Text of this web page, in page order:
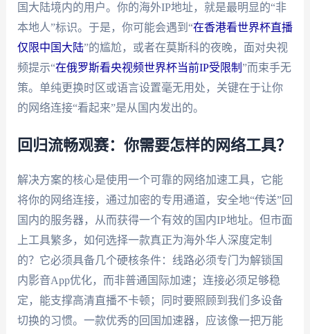
国大陆境内的用户。你的海外IP地址，就是最明显的“非
本地人”标识。于是，你可能会遇到“在香港看世界杯直播
仅限中国大陆”的尴尬，或者在莫斯科的夜晚，面对央视
频提示“在俄罗斯看央视频世界杯当前IP受限制 ”而束手无
策。单纯更换时区或语言设置毫无用处，关键在于让你
的网络连接“看起来”是从国内发出的。
回归流畅观赛：你需要怎样的网络工具？
解决方案的核心是使用一个可靠的网络加速工具，它能
将你的网络连接，通过加密的专用通道，安全地“传送”回
国内的服务器，从而获得一个有效的国内IP地址。但市面
上工具繁多，如何选择一款真正为海外华人深度定制
的？它必须具备几个硬核条件：线路必须专门为解锁国
内影音App优化，而非普通国际加速；连接必须足够稳
定，能支撑高清直播不卡顿；同时要照顾到我们多设备
切换的习惯。一款优秀的回国加速器，应该像一把万能